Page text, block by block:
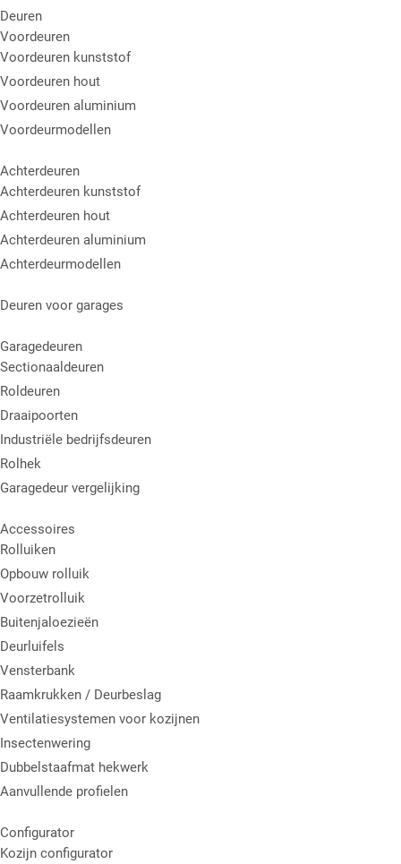
Deuren
Voordeuren
Voordeuren kunststof
Voordeuren hout
Voordeuren aluminium
Voordeurmodellen
Achterdeuren
Achterdeuren kunststof
Achterdeuren hout
Achterdeuren aluminium
Achterdeurmodellen
Deuren voor garages
Garagedeuren
Sectionaaldeuren
Roldeuren
Draaipoorten
Industriële bedrijfsdeuren
Rolhek
Garagedeur vergelijking
Accessoires
Rolluiken
Opbouw rolluik
Voorzetrolluik
Buitenjaloezieën
Deurluifels
Vensterbank
Raamkrukken / Deurbeslag
Ventilatiesystemen voor kozijnen
Insectenwering
Dubbelstaafmat hekwerk
Aanvullende profielen
Configurator
Kozijn configurator